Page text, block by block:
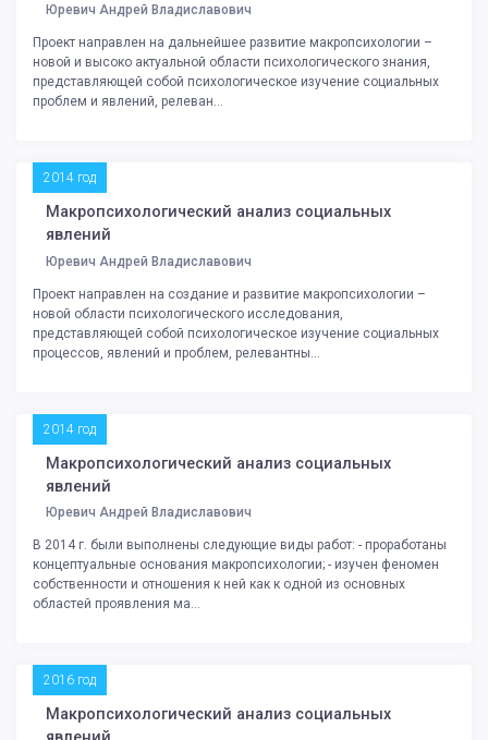
Юревич Андрей Владиславович
Проект направлен на дальнейшее развитие макропсихологии –
новой и высоко актуальной области психологического знания,
представляющей собой психологическое изучение социальных
проблем и явлений, релеван...
2014 год
Макропсихологический анализ социальных
явлений
Юревич Андрей Владиславович
Проект направлен на создание и развитие макропсихологии –
новой области психологического исследования,
представляющей собой психологическое изучение социальных
процессов, явлений и проблем, релевантны...
2014 год
Макропсихологический анализ социальных
явлений
Юревич Андрей Владиславович
В 2014 г. были выполнены следующие виды работ: - проработаны
концептуальные основания макропсихологии; - изучен феномен
собственности и отношения к ней как к одной из основных
областей проявления ма...
2016 год
Макропсихологический анализ социальных